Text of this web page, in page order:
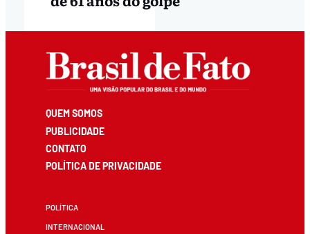
QUEM SOMOS
PUBLICIDADE
CONTATO
POLÍTICA DE PRIVACIDADE
POLÍTICA
INTERNACIONAL